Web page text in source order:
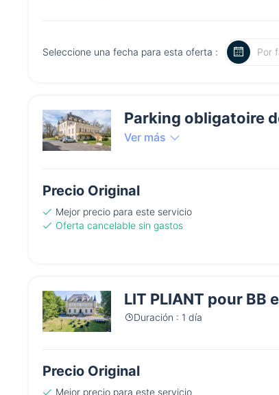
Seleccione una fecha para esta oferta :
Parking obligatoire
Ver más
Precio Original
Mejor precio para este servicio
Oferta cancelable sin gastos
LIT PLIANT pour BB
Duración : 1 día
Precio Original
Mejor precio para este servicio